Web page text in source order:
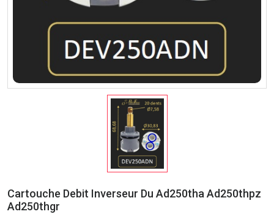
Cartouche Debit Inverseur Du Ad250tha Ad250thpz
Ad250thgr